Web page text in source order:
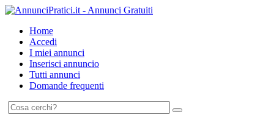
Home
Accedi
I miei annunci
Inserisci annuncio
Tutti annunci
Domande frequenti